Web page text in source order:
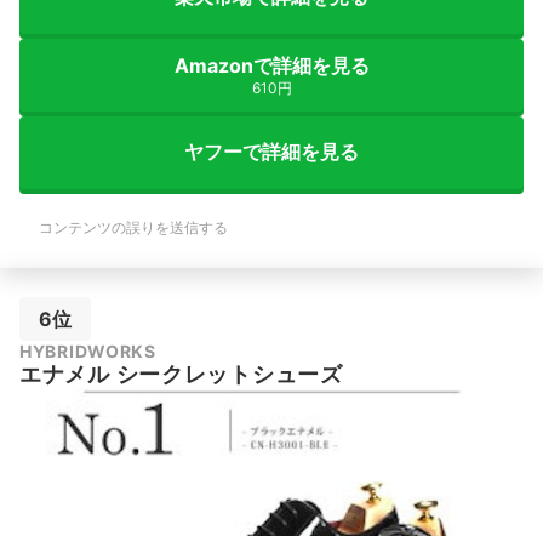
Amazonで詳細を見る
610円
ヤフーで詳細を見る
コンテンツの誤りを送信する
6位
HYBRIDWORKS
エナメル シークレットシューズ